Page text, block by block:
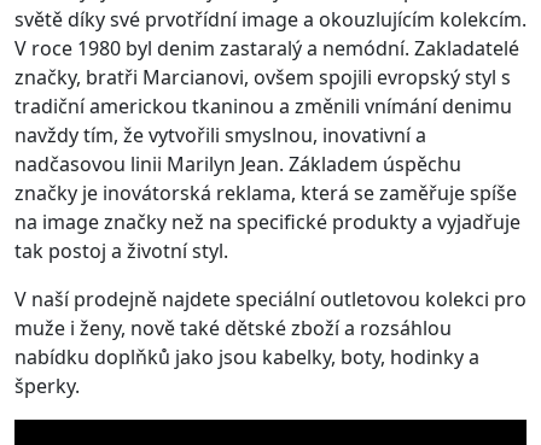
světě díky své prvotřídní image a okouzlujícím kolekcím.
V roce 1980 byl denim zastaralý a nemódní. Zakladatelé
značky, bratři Marcianovi, ovšem spojili evropský styl s
tradiční americkou tkaninou a změnili vnímání denimu
navždy tím, že vytvořili smyslnou, inovativní a
nadčasovou linii Marilyn Jean. Základem úspěchu
značky je inovátorská reklama, která se zaměřuje spíše
na image značky než na specifické produkty a vyjadřuje
tak postoj a životní styl.
V naší prodejně najdete speciální outletovou kolekci pro
muže i ženy, nově také dětské zboží a rozsáhlou
nabídku doplňků jako jsou kabelky, boty, hodinky a
šperky.